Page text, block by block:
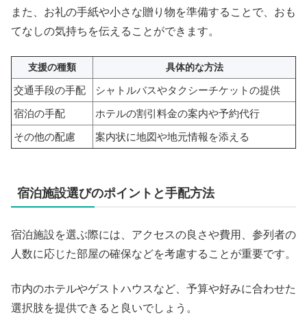
また、お礼の手紙や小さな贈り物を準備することで、おも
てなしの気持ちを伝えることができます。
支援の種類 具体的な方法
交通手段の手配
シャトルバスやタクシーチケットの提供
宿泊の手配
ホテルの割引料金の案内や予約代行
その他の配慮
案内状に地図や地元情報を添える
宿泊施設選びのポイントと手配方法
宿泊施設を選ぶ際には、アクセスの良さや費用、参列者の
人数に応じた部屋の確保などを考慮することが重要です。
市内のホテルやゲストハウスなど、予算や好みに合わせた
選択肢を提供できると良いでしょう。